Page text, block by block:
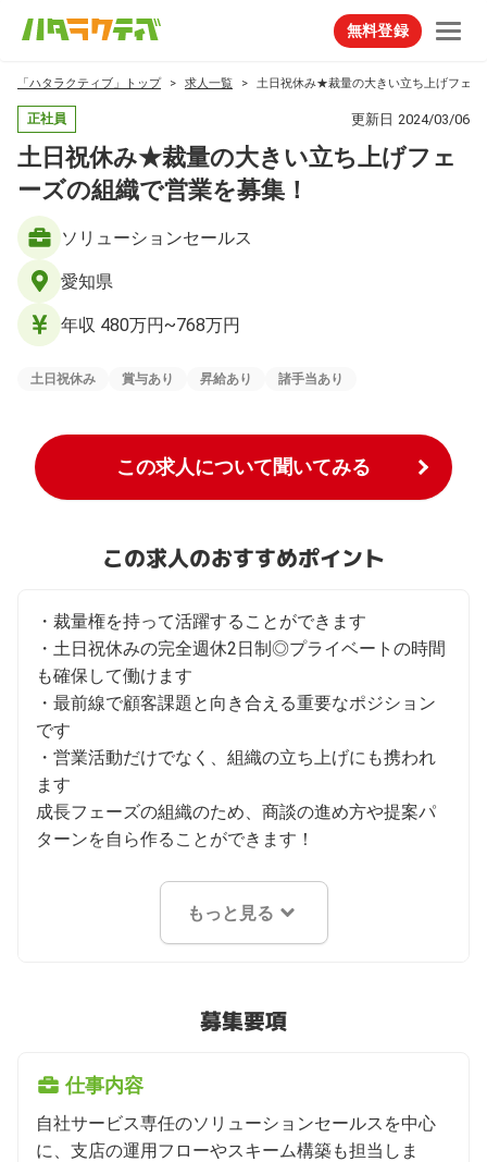
無料登録
「ハタラクティブ」トップ 求人一覧 土日祝休み★裁量の大きい立ち上げフェー
正社員 更新日 2024/03/06
土日祝休み★裁量の大きい立ち上げフェ
ーズの組織で営業を募集！
ソリューションセールス
愛知県
年収 480万円~768万円
土日祝休み 賞与あり 昇給あり 諸手当あり
この求人について聞いてみる
この求人のおすすめポイント
・裁量権を持って活躍することができます
・土日祝休みの完全週休2日制◎プライベートの時間
も確保して働けます
・最前線で顧客課題と向き合える重要なポジション
です
・営業活動だけでなく、組織の立ち上げにも携われ
ます
成長フェーズの組織のため、商談の進め方や提案パ
ターンを自ら作ることができます！
もっと見る
募集要項
仕事内容
自社サービス専任のソリューションセールスを中心
に、支店の運用フローやスキーム構築も担当しま